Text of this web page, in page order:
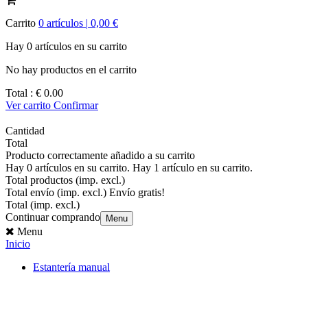
Carrito 0 artículos | 0,00 €
Hay 0 artículos en su carrito
No hay productos en el carrito
Total : € 0.00
Ver carrito Confirmar
Cantidad
Total
Producto correctamente añadido a su carrito
Hay 0 artículos en su carrito. Hay 1 artículo en su carrito.
Total productos (imp. excl.)
Total envío (imp. excl.) Envío gratis!
Total (imp. excl.)
Continuar comprando Menu
Menu
Inicio
Estantería manual